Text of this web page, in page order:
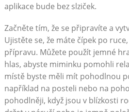
aplikace bude bez slziček.
Začněte tím, že se připravíte a
Ujistěte se, že máte čípek po
přípravu. Můžete použít jemné
hlas, abyste miminku pomohli
místě byste měli mít pohodlnou
například na posteli nebo na
pohodlněji, když jsou v blízkosti